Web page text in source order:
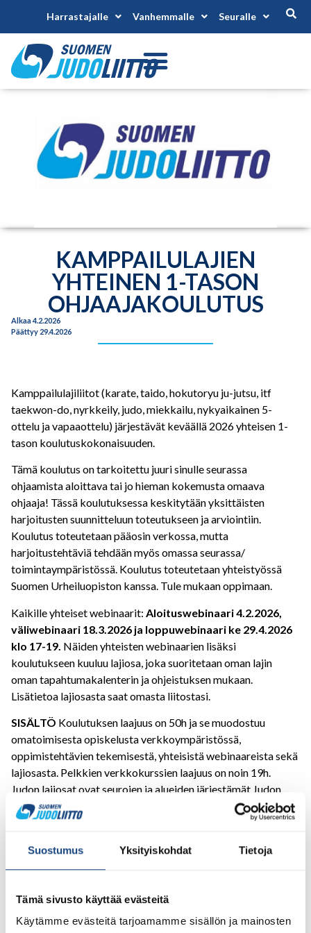
Suostumus Yksityiskohdat Tietoja
Tämä sivusto käyttää evästeitä
Käytämme evästeitä tarjoamamme sisällön ja mainosten
Harrastajalle Vanhemmalle Seuralle
KAMPPAILULAJIEN
YHTEINEN 1-TASON
OHJAAJAKOULUTUS
Alkaa 4.2.2026
Päättyy 29.4.2026
Kamppailulajiliitot (karate, taido, hokutoryu ju-jutsu, itf
taekwon-do, nyrkkeily, judo, miekkailu, nykyaikainen 5-
ottelu ja vapaaottelu) järjestävät keväällä 2026 yhteisen 1-
tason koulutuskokonaisuuden.
Tämä koulutus on tarkoitettu juuri sinulle seurassa
ohjaamista aloittava tai jo hieman kokemusta omaava
ohjaaja! Tässä koulutuksessa keskitytään yksittäisten
harjoitusten suunnitteluun toteutukseen ja arviointiin.
Koulutus toteutetaan pääosin verkossa, mutta
harjoitustehtäviä tehdään myös omassa seurassa/
toimintaympäristössä. Koulutus toteutetaan yhteistyössä
Suomen Urheiluopiston kanssa. Tule mukaan oppimaan.
Kaikille yhteiset webinaarit: Aloituswebinaari 4.2.2026,
väliwebinaari 18.3.2026 ja loppuwebinaari ke 29.4.2026
klo 17-19. Näiden yhteisten webinaarien lisäksi
koulutukseen kuuluu lajiosa, joka suoritetaan oman lajin
oman tapahtumakalenterin ja ohjeistuksen mukaan.
Lisätietoa lajiosasta saat omasta liitostasi.
SISÄLTÖ Koulutuksen laajuus on 50h ja se muodostuu
omatoimisesta opiskelusta verkkoympäristössä,
oppimistehtävien tekemisestä, yhteisistä webinaareista sekä
lajiosasta. Pelkkien verkkokurssien laajuus on noin 19h.
Judon lajiosat ovat seurojen ja alueiden järjestämät Judon
perusteet- ja Oppimisen ja opettamisen perusteet -
koulutukset, jotka muodostavat yhdessä tämän koulutuksen
Liikuntaa läpi elämän
Harjoittelun suunnittelu
Oppiminen ja opettaminen harjoitustilanteessa